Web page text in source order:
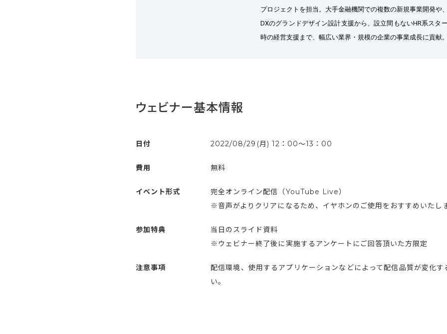
プロジェクトを担当。大手金融機関での複数の新規事業開発や
DXのグランドデザイン設計支援から、設立間もないHR系スタ
ウェビナー基本情報
日付 2022/08/29(月) 12：00〜13：00
費用 無料
イベント形式
完全オンライン配信（YouTube Live）
※音声がよりクリアになるため、イヤホンのご使用をおすすめいたし
参加特典
当日のスライド資料
※ウェビナー終了後に実施するアンケートにご回答頂いた方限定
注意事項
配信環境、使用するアプリケーションなどによって配信品質が変化
い。